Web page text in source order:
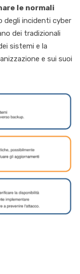
le normali
degli incidenti cyber
dei tradizionali
sistemi e la
e sui suoi